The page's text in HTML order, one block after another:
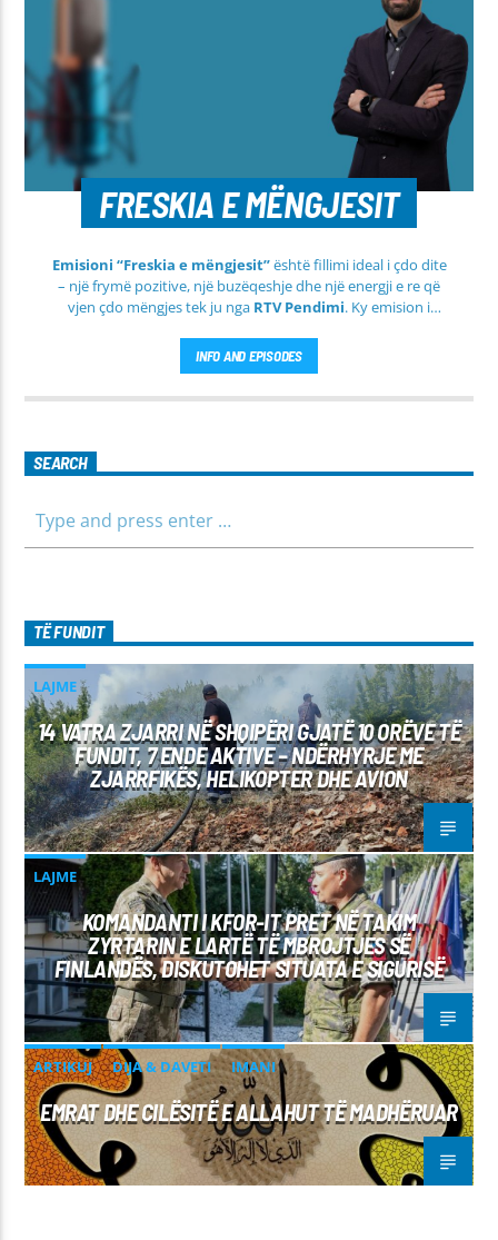
FRESKIA E MËNGJESIT
Emisioni “Freskia e mëngjesit”është fillimi ideal i çdo dite
– një frymë pozitive, një buzëqeshje dhe një energji e re që
vjen çdo mëngjes tek ju nga RTV Pendimi. Ky emision i
informues dhe më të ngrohtë, duke ju shoqëruar në orët e
para të ditës me përmbajtje të larmishme dhe të dobishme
për të gjithë familjen.
INFO AND EPISODES
SEARCH
TË FUNDIT
LAJME
14 VATRA ZJARRI NË SHQIPËRI GJATË 10 ORËVE TË
FUNDIT, 7 ENDE AKTIVE – NDËRHYRJE ME
ZJARRFIKËS, HELIKOPTER DHE AVION
LAJME
KOMANDANTI I KFOR-IT PRET NË TAKIM
ZYRTARIN E LARTË TË MBROJTJES SË
FINLANDËS, DISKUTOHET SITUATA E SIGURISË
ARTIKUJ DIJA & DAVETI IMANI
EMRAT DHE CILËSITË E ALLAHUT TË MADHËRUAR